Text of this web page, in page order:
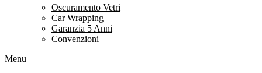
Oscuramento Vetri
Car Wrapping
Garanzia 5 Anni
Convenzioni
Menu